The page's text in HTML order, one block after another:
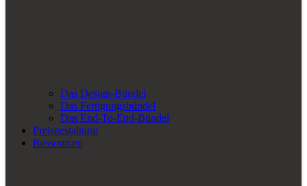
Das Design-Bündel
Das Fertigungsbündel
Das End-To-End-Bündel
Preisgestaltung
Ressourcen